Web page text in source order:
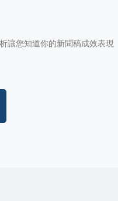
讓您知道你的新聞稿成效表現